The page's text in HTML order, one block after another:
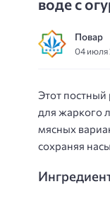
воде с
Повар
04 июля
Этот постный
для жаркого
мясных
сохраняя